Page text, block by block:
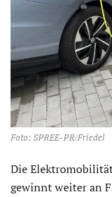
Foto: SPREE-PR/Friedel
Die
gewinnt weiter an